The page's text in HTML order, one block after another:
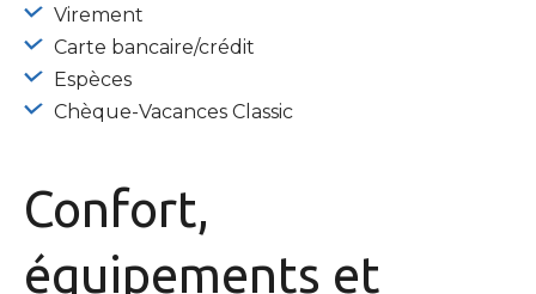
Virement
Carte bancaire/crédit
Espèces
Chèque-Vacances Classic
Confort,
équipements et